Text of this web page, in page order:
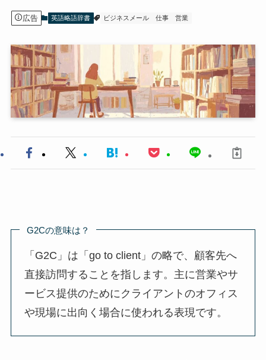
広告 英語略語辞書 ビジネスメール 仕事 営業
G2Cの意味は？
「G2C」は「go to client」の略で、顧客先へ
直接訪問することを指します。主に営業やサ
ービス提供のためにクライアントのオフィス
や現場に出向く場合に使われる表現です。